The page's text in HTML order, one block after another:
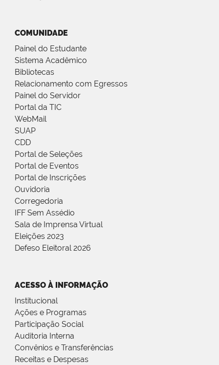
COMUNIDADE
Painel do Estudante
Sistema Acadêmico
Bibliotecas
Relacionamento com Egressos
Painel do Servidor
Portal da TIC
WebMail
SUAP
CDD
Portal de Seleções
Portal de Eventos
Portal de Inscrições
Ouvidoria
Corregedoria
IFF Sem Assédio
Sala de Imprensa Virtual
Eleições 2023
Defeso Eleitoral 2026
ACESSO À INFORMAÇÃO
Institucional
Ações e Programas
Participação Social
Auditoria Interna
Convênios e Transferências
Receitas e Despesas